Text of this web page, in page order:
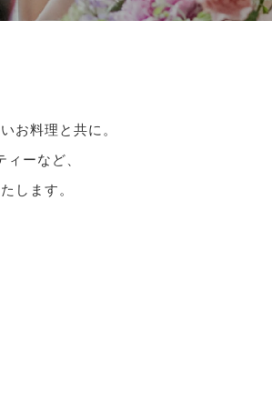
お料理と共に。
ーなど、
します。